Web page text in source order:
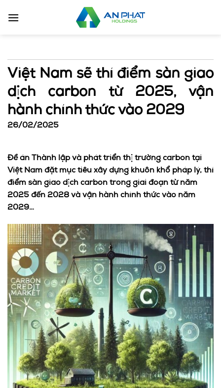
qua
Việt Nam sẽ thí điểm sàn giao
dịch carbon từ 2025, vận
hành chính thức vào 2029
26/02/2025
Đề án Thành lập và phát triển thị trường carbon tại
Việt Nam đặt mục tiêu xây dựng khuôn khổ pháp lý, thí
điểm sàn giao dịch carbon trong giai đoạn từ năm
2025 đến 2028 và vận hành chính thức vào năm
2029…